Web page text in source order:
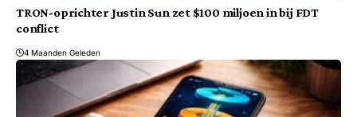
TRON-oprichter Justin Sun zet $100 miljoen in bij FDT
conflict
4 Maanden Geleden